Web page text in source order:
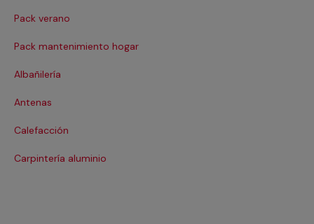
Pack verano
Pack mantenimiento hogar
Albañilería
Antenas
Calefacción
Carpintería aluminio